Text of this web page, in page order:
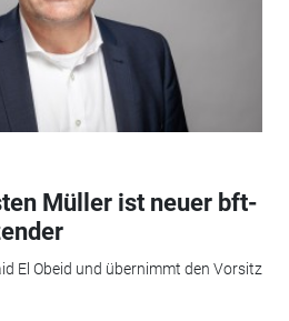
Müller ist neuer bft-
El Obeid und übernimmt den Vorsitz